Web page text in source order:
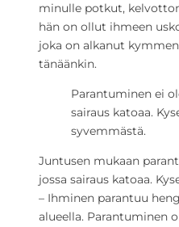
minulle potkut,
hän on ollut ihmeen
joka on alkanut
tänäänkin.
Parantuminen ei
sairaus katoaa.
syvemmästä.
Juntusen mukaan
jossa sairaus katoaa.
– Ihminen parantuu
alueella. Parantuminen